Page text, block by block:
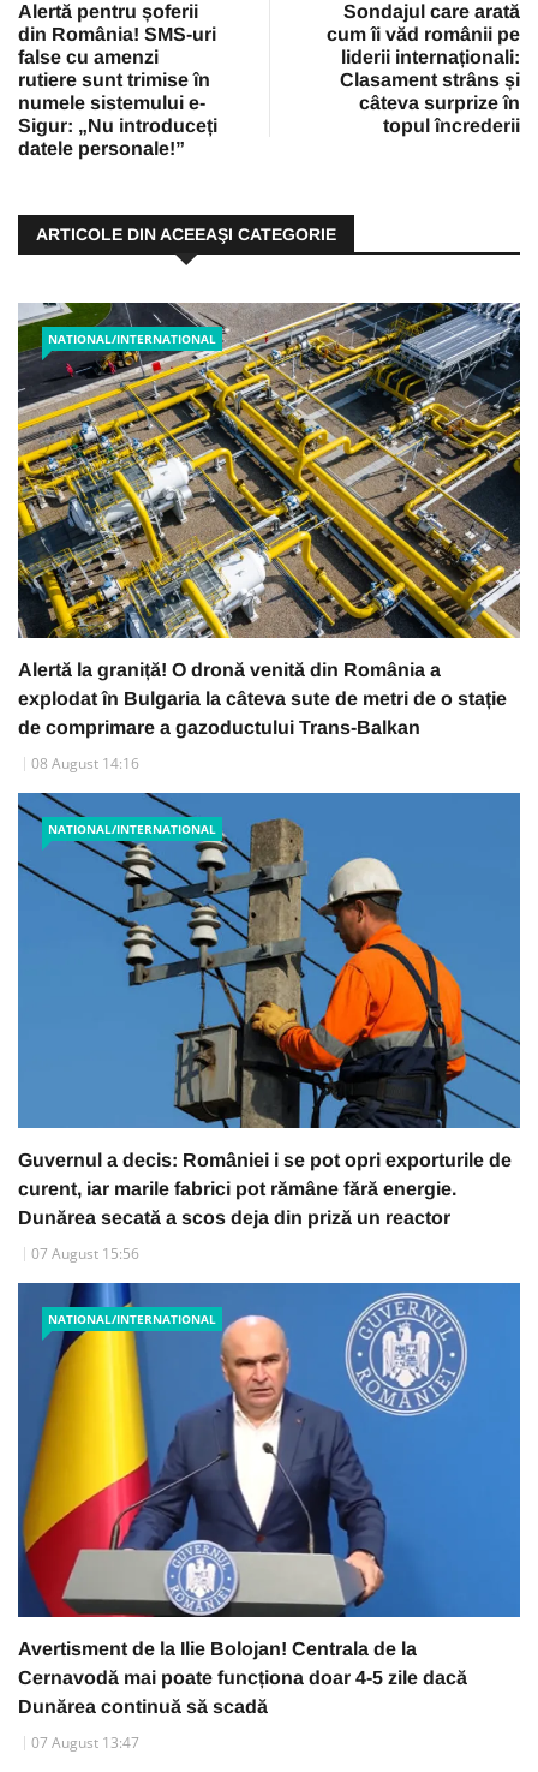
Alertă pentru șoferii
din România! SMS-uri
false cu amenzi
rutiere sunt trimise în
numele sistemului e-
Sigur: „Nu introduceți
datele personale!”
Sondajul care arată
cum îi văd românii pe
liderii internaționali:
Clasament strâns și
câteva surprize în
topul încrederii
ARTICOLE DIN ACEEAŞI CATEGORIE
NATIONAL/INTERNATIONAL
Alertă la graniță! O dronă venită din România a
explodat în Bulgaria la câteva sute de metri de o stație
de comprimare a gazoductului Trans-Balkan
08 August 14:16
NATIONAL/INTERNATIONAL
Guvernul a decis: României i se pot opri exporturile de
curent, iar marile fabrici pot rămâne fără energie.
Dunărea secată a scos deja din priză un reactor
07 August 15:56
NATIONAL/INTERNATIONAL
Avertisment de la Ilie Bolojan! Centrala de la
Cernavodă mai poate funcționa doar 4-5 zile dacă
Dunărea continuă să scadă
07 August 13:47